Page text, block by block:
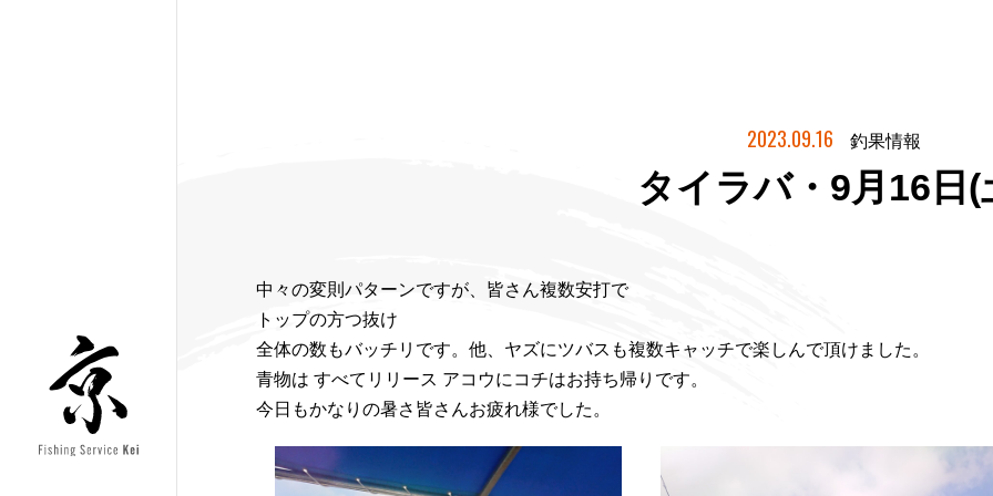
2023.09.16 釣果情報
タイラバ・9月16日(
中々の変則パターンですが、皆さん複数安打で
トップの方つ抜け
全体の数もバッチリです。他、ヤズにツバスも複数キャッチで楽しんで頂けました。
青物は すべてリリース アコウにコチはお持ち帰りです。
今日もかなりの暑さ皆さんお疲れ様でした。